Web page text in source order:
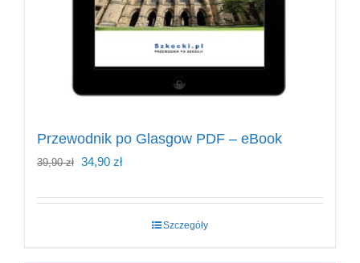
Przewodnik po Glasgow PDF – eBook
39,90zł Pierwotna
34,90 złAktualna
34,90 zł.
Szczegóły